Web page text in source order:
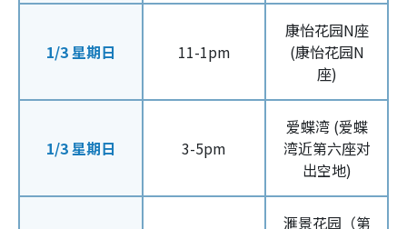
1/3 星期日 11-1pm
康怡花园N座
(康怡花园N
座)
1/3 星期日 3-5pm
爱蝶湾 (爱蝶
湾近第六座对
出空地)
滙景花园（第